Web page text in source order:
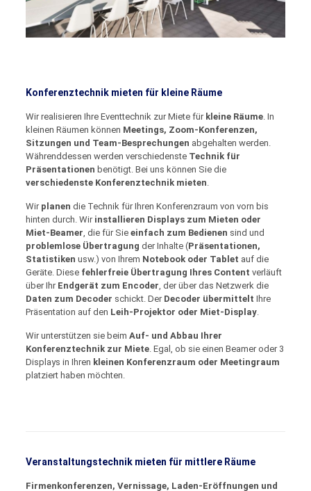
Konferenztechnik mieten für kleine Räume
Wir realisieren Ihre Eventtechnik zur Miete für kleine Räume. In
kleinen Räumen können Meetings, Zoom-Konferenzen,
Sitzungen und Team-Besprechungen abgehalten werden.
Währenddessen werden verschiedenste Technik für
Präsentationen benötigt. Bei uns können Sie die
verschiedenste Konferenztechnik mieten.
Wir planen die Technik für Ihren Konferenzraum von vorn bis
hinten durch. Wir installieren Displays zum Mieten oder
Miet-Beamer, die für Sie einfach zum Bedienen sind und
problemlose Übertragung der Inhalte (Präsentationen,
Statistiken usw.) von Ihrem Notebook oder Tablet auf die
Geräte. Diese fehlerfreie Übertragung Ihres Content verläuft
über Ihr Endgerät zum Encoder, der über das Netzwerk die
Daten zum Decoder schickt. Der Decoder übermittelt Ihre
Präsentation auf den Leih-Projektor oder Miet-Display.
Wir unterstützen sie beim Auf- und Abbau Ihrer
Konferenztechnik zur Miete. Egal, ob sie einen Beamer oder 3
Displays in Ihren kleinen Konferenzraum oder Meetingraum
platziert haben möchten.
Veranstaltungstechnik mieten für mittlere Räume
Firmenkonferenzen, Vernissage, Laden-Eröffnungen und